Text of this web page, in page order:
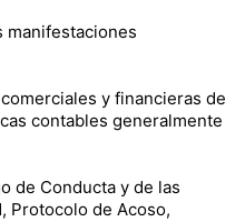
manifestaciones
y financieras de
contables generalmente
de Conducta y de las
Protocolo de Acoso,